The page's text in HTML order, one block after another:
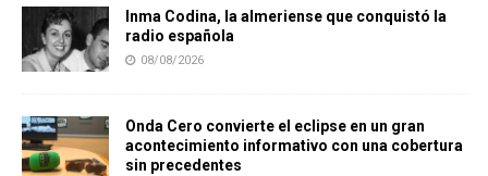
Inma Codina, la almeriense que conquistó la
radio española
08/08/2026
Onda Cero convierte el eclipse en un gran
acontecimiento informativo con una cobertura
sin precedentes